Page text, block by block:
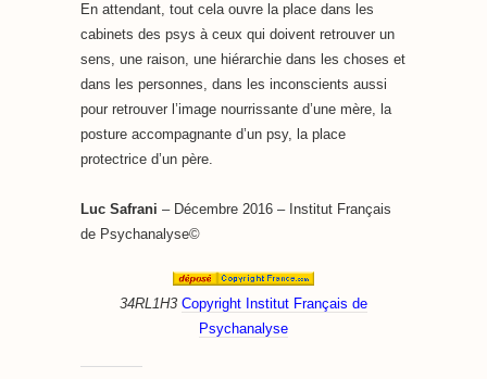
En attendant, tout cela ouvre la place dans les
cabinets des psys à ceux qui doivent retrouver un
sens, une raison, une hiérarchie dans les choses et
dans les personnes, dans les inconscients aussi
pour retrouver l’image nourrissante d’une mère, la
posture accompagnante d’un psy, la place
protectrice d’un père.
Luc Safrani – Décembre 2016 – Institut Français
de Psychanalyse©
34RL1H3 Copyright Institut Français de
Psychanalyse